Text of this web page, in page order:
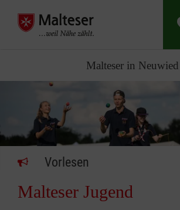
Malteser in Neuwied
Vorlesen
Malteser Jugend